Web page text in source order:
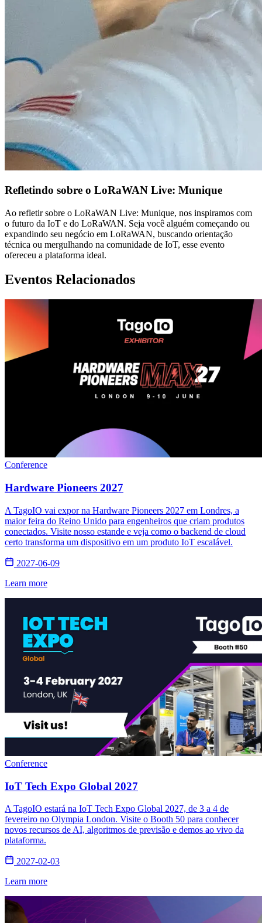
Refletindo sobre o LoRaWAN Live: Munique
Ao refletir sobre o LoRaWAN Live: Munique, nos inspiramos com
o futuro da IoT e do LoRaWAN. Seja você alguém começando ou
expandindo seu negócio em LoRaWAN, buscando orientação
técnica ou mergulhando na comunidade de IoT, esse evento
ofereceu a plataforma ideal.
Eventos Relacionados
Conference
Hardware Pioneers 2027
A TagoIO vai expor na Hardware Pioneers 2027 em Londres, a
maior feira do Reino Unido para engenheiros que criam produtos
conectados. Visite nosso estande e veja como o backend de cloud
certo transforma um dispositivo em um produto IoT escalável.
2027-06-09
Learn more
Conference
IoT Tech Expo Global 2027
A TagoIO estará na IoT Tech Expo Global 2027, de 3 a 4 de
fevereiro no Olympia London. Visite o Booth 50 para conhecer
novos recursos de AI, algoritmos de previsão e demos ao vivo da
plataforma.
2027-02-03
Learn more